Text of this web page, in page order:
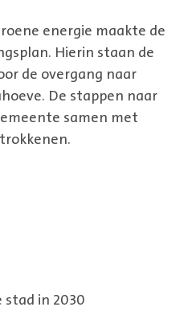
energie maakte de
Hierin staan de
de overgang naar
De stappen naar
samen met
in 2030